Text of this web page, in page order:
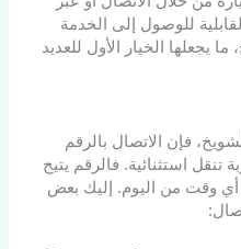
للوصول إلى الخدمة
يجعلها الخيار الأول للعديد
فإن الاتصال بالرقم
تنقل استثنائية. فالرقم يتيح
أي وقت من اليوم. إليك بعض